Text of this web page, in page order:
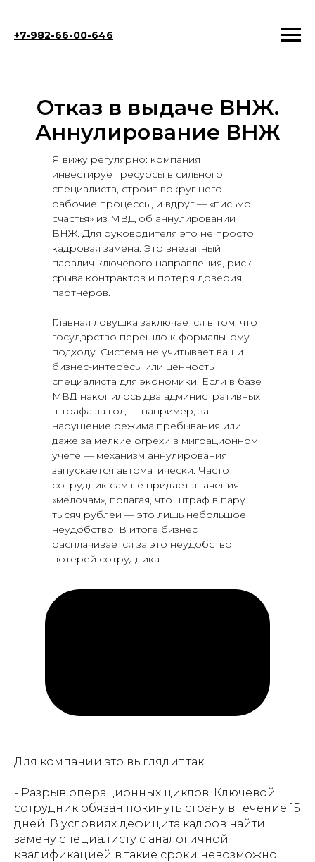
+7-982-66-00-646
Отказ в выдаче ВНЖ.
Аннулирование ВНЖ
Я вижу регулярно: компания
инвестирует ресурсы в сильного
специалиста, строит вокруг него
рабочие процессы, и вдруг — «письмо
счастья» из МВД об аннулировании
ВНЖ. Для руководителя это не просто
кадровая замена. Это внезапный
паралич ключевого направления, риск
срыва контрактов и потеря доверия
партнеров.
Главная ловушка заключается в том, что
государство перешло к формальному
подходу. Система не учитывает ваши
бизнес-интересы или ценность
специалиста для экономики. Если в базе
МВД накопилось два административных
штрафа за год — например, за
нарушение режима пребывания или
даже за мелкие огрехи в миграционном
учете — механизм аннулирования
запускается автоматически. Часто
сотрудник сам не придает значения
«мелочам», полагая, что штраф в пару
тысяч рублей — это лишь небольшое
неудобство. В итоге бизнес
расплачивается за это неудобство
потерей сотрудника.
Для компании это выглядит так:
- Разрыв операционных циклов. Ключевой
сотрудник обязан покинуть страну в течение 15
дней. В условиях дефицита кадров найти
замену специалисту с аналогичной
квалификацией в такие сроки невозможно.